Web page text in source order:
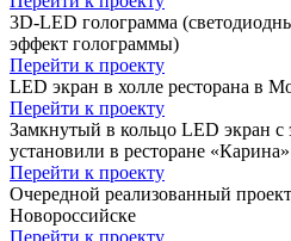
3D-LED голограмма
эффект голограммы)
Перейти к проекту
LED экран в холле ресторана в
Перейти к проекту
Замкнутый в кольцо LED экран
установили в ресторане
Перейти к проекту
Очередной реализованный
Новороссийске